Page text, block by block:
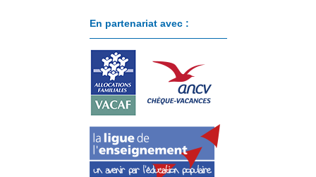
En partenariat avec :